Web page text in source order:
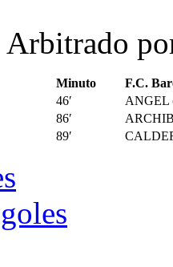
Arbitrado
Minuto
F.C.
46′
ANGEL
86′
89′